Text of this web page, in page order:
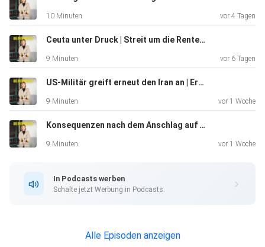
https://www.tagesschau.de/wirtschaft/verbraucher/mehr
https://www.zeit.de/wirtschaft/2024-04/fleisch-
fleischpreise-anhebung-mehrwertsteuer
https://www.dasding.de/newszone/werden-abtreibungen-
legal-100.html
ibung-kommission-familienministerium-100.html
https://linktr.ee/die_informantin
10 Minuten vor 4 Tagen
Ceuta unter Druck | Streit um die Rente mit 63 | Trump stoppt Iran-Angriffe
9 Minuten vor 6 Tagen
US-Militär greift erneut den Iran an | Erdüberlastungstag | Diskussion zur Senkung der Fünf-Prozent-Hürde
9 Minuten vor 1 Woche
Konsequenzen nach dem Anschlag auf dem CSD | US-Justizministerium reicht Eilantrag für Wahlrechtsänderungen ein
9 Minuten vor 1 Woche
In Podcasts werben
Schalte jetzt Werbung in Podcasts.
Alle Episoden anzeigen